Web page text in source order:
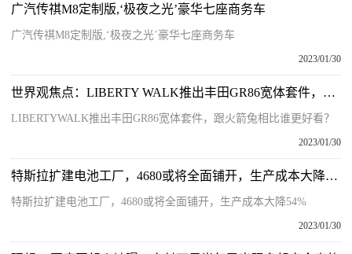
广汽传祺M8定制版,‘极夜之光’豪华七座商务车
广汽传祺M8定制版,‘极夜之光’豪华七座商务车
2023/01/30
世界观焦点：LIBERTY WALK推出丰田GR86宽体套件，跟火箭兔相比谁更好看？
LIBERTYWALK推出丰田GR86宽体套件，跟火箭兔相比谁更好看？
2023/01/30
特斯拉扩建电池工厂，4680或将全面铺开，生产成本大降54%
特斯拉扩建电池工厂，4680或将全面铺开，生产成本大降54%
2023/01/30